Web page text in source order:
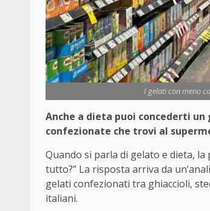
I gelati con meno
Anche a dieta puoi concederti
confezionate che trovi al
Quando si parla di gelato e dieta, la
tutto?” La risposta arriva da
gelati confezionati tra ghiaccioli,
italiani.